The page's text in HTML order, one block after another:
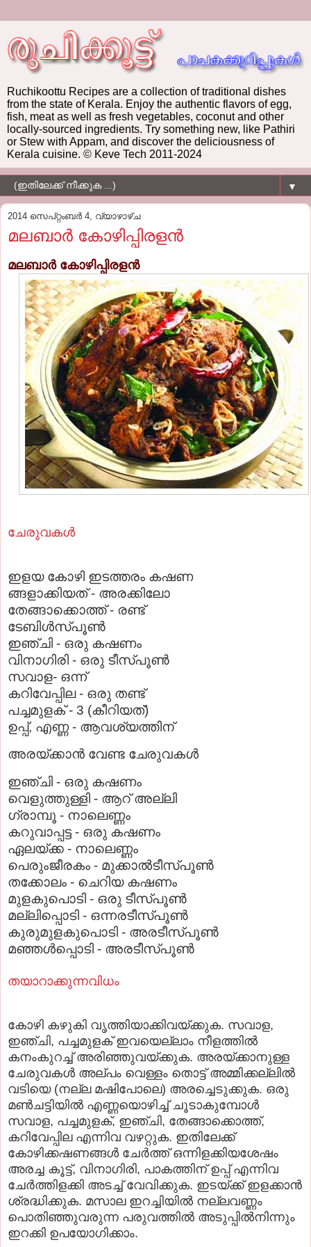
Ruchikoottu Recipes are a collection of traditional dishes
from the state of Kerala. Enjoy the authentic flavors of egg,
fish, meat as well as fresh vegetables, coconut and other
locally-sourced ingredients. Try something new, like Pathiri
or Stew with Appam, and discover the deliciousness of
Kerala cuisine. © Keve Tech 2011-2024
▼
2014 സെപ്റ്റംബർ 4, വ്യാഴാഴ്‌ച
മലബാര്‍ കോഴിപ്പിരളന്‍
മലബാര്‍ കോഴിപ്പിരളന്‍
ചേരുവകള്‍
ഇളയ കോഴി ഇടത്തരം കഷണ
ങ്ങളാക്കിയത്‌ - അരക്കിലോ
തേങ്ങാക്കൊത്ത്‌ - രണ്ട്‌
ടേബിള്‍സ്‌പൂണ്‍
ഇഞ്ചി - ഒരു കഷണം
വിനാഗിരി - ഒരു ടീസ്‌പൂണ്‍
സവാള- ഒന്ന്‌
കറിവേപ്പില - ഒരു തണ്ട്‌
പച്ചമുളക്‌ - 3 (കീറിയത്‌)
ഉപ്പ്‌, എണ്ണ - ആവശ്യത്തിന്‌
അരയ്‌ക്കാന്‍ വേണ്ട ചേരുവകള്‍
ഇഞ്ചി - ഒരു കഷണം
വെളുത്തുള്ളി - ആറ്‌ അല്ലി
ഗ്രാമ്പൂ - നാലെണ്ണം
കറുവാപ്പട്ട - ഒരു കഷണം
ഏലയ്‌ക്ക - നാലെണ്ണം
പെരുംജീരകം - മുക്കാല്‍ടീസ്‌പൂണ്‍
തക്കോലം - ചെറിയ കഷണം
മുളകുപൊടി - ഒരു ടീസ്‌പൂണ്‍
മല്ലിപ്പൊടി - ഒന്നരടീസ്‌പൂണ്‍
കുരുമുളകുപൊടി - അരടീസ്‌പൂണ്‍
മഞ്ഞള്‍പ്പൊടി - അരടീസ്‌പൂണ്‍
തയാറാക്കുന്നവിധം
കോഴി കഴുകി വൃത്തിയാക്കിവയ്‌ക്കുക. സവാള,
ഇഞ്ചി, പച്ചമുളക്‌ ഇവയെല്ലാം നീളത്തില്‍
കനംകുറച്ച്‌ അരിഞ്ഞുവയ്‌ക്കുക. അരയ്‌ക്കാനുള്ള
ചേരുവകള്‍ അല്‌പം വെള്ളം തൊട്ട്‌ അമ്മിക്കല്ലില്‍
വടിയെ (നല്ല മഷിപോലെ) അരച്ചെടുക്കുക. ഒരു
മണ്‍ചട്ടിയില്‍ എണ്ണയൊഴിച്ച്‌ ചൂടാകുമ്പോള്‍
സവാള, പച്ചമുളക്‌, ഇഞ്ചി, തേങ്ങാക്കൊത്ത്‌,
കറിവേപ്പില എന്നിവ വഴറ്റുക. ഇതിലേക്ക്‌
കോഴിക്കഷണങ്ങള്‍ ചേര്‍ത്ത്‌ ഒന്നിളക്കിയശേഷം
അരച്ച കൂട്ട്‌, വിനാഗിരി, പാകത്തിന്‌ ഉപ്പ്‌ എന്നിവ
ചേര്‍ത്തിളക്കി അടച്ച്‌ വേവിക്കുക. ഇടയ്‌ക്ക് ഇളക്കാന്‍
ശ്രദ്ധിക്കുക. മസാല ഇറച്ചിയില്‍ നല്ലവണ്ണം
പൊതിഞ്ഞുവരുന്ന പരുവത്തില്‍ അടുപ്പില്‍നിന്നും
ഇറക്കി ഉപയോഗിക്കാം.